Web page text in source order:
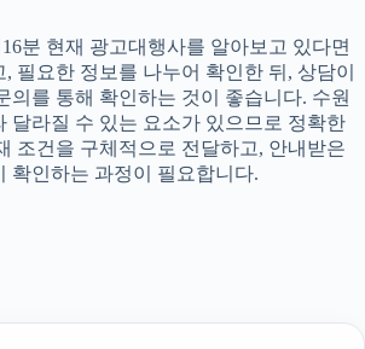
16분 현재 광고대행사를 알아보고 있다면
필요한 정보를 나누어 확인한 뒤, 상담이
의를 통해 확인하는 것이 좋습니다. 수원
달라질 수 있는 요소가 있으므로 정확한
조건을 구체적으로 전달하고, 안내받은
확인하는 과정이 필요합니다.